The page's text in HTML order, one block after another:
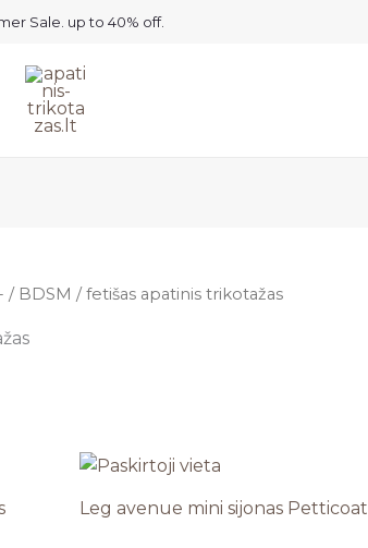
Sale. up to 40% off.
/ BDSM / fetišas apatinis trikotažas
Leg avenue mini sijonas Petticoat